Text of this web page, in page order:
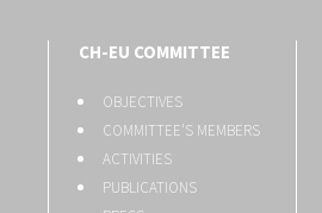
CH-EU COMMITTEE
OBJECTIVES
COMMITTEE'S MEMBERS
ACTIVITIES
PUBLICATIONS